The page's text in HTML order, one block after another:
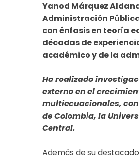
Yanod Márquez
Administración
con énfasis en teoría
décadas de
académico y de la
Ha realizado
externo en el
multiecuacionales,
de Colombia, la
Central.
Además de su